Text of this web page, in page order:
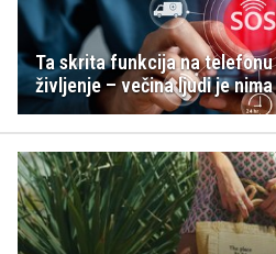
Ta skrita funkcija na
življenje – večina ljudi je